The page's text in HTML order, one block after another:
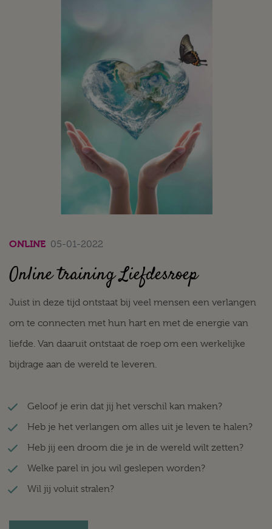
ONLINE 05-01-2022
Online training Liefdesroep
Juist in deze tijd ontstaat bij veel mensen een verlangen
om te connecten met hun hart en met de energie van
liefde. Van daaruit ontstaat de roep om een werkelijke
bijdrage aan de wereld te leveren.
Geloof je erin dat jij het verschil kan maken?
Heb je het verlangen om alles uit je leven te halen?
Heb jij een droom die je in de wereld wilt zetten?
Welke parel in jou wil geslepen worden?
Wil jij voluit stralen?